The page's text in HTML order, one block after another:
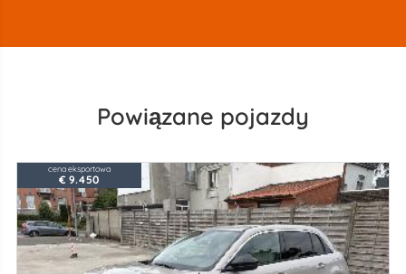
Powiązane pojazdy
cena eksportowa
€ 9.450